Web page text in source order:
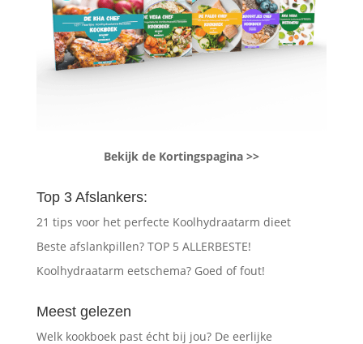
Bekijk de Kortingspagina >>
Top 3 Afslankers:
21 tips voor het perfecte Koolhydraatarm dieet
Beste afslankpillen? TOP 5 ALLERBESTE!
Koolhydraatarm eetschema? Goed of fout!
Meest gelezen
Welk kookboek past écht bij jou? De eerlijke